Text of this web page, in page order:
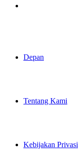
Depan
Tentang Kami
Kebijakan Privasi